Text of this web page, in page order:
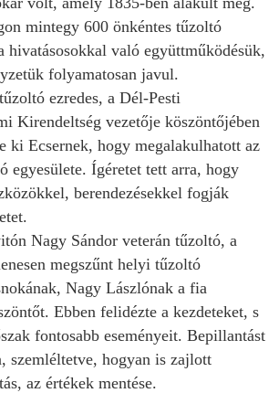
mintegy 600 önkéntes tűzoltó
hivatásosokkal való együttműködésük,
folyamatosan javul.
ezredes, a Dél-Pesti
Kirendeltség vezetője köszöntőjében
ki Ecsernek, hogy megalakulhatott az
egyesülete. Ígéretet tett arra, hogy
berendezésekkel fogják
Nagy Sándor veterán tűzoltó, a
megszűnt helyi tűzoltó
Nagy Lászlónak a fia
Ebben felidézte a kezdeteket, s
fontosabb eseményeit. Bepillantást
szemléltetve, hogyan is zajlott
az értékek mentése.